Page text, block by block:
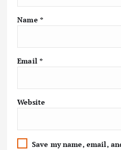
Name *
Email *
Website
Save my name, email,